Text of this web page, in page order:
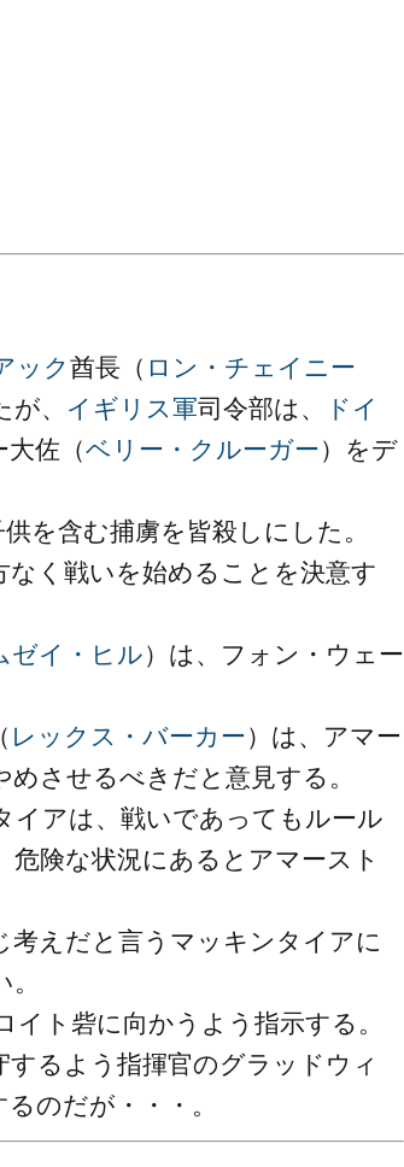
ック酋長（ ロン・チェイニー
、 イギリス軍司令部は、
ドイ
佐（ベリー・クルーガー）をデ
を含む捕虜を皆殺しにした。
なく戦いを始めることを決意す
ゼイ・ヒル）は、フォン・ウェー
レックス・バーカー）は、アマー
させるべきだと意見する。
イアは、戦いであってもルール
危険な状況にあるとアマースト
考えだと言うマッキンタイアに
ト砦に向かうよう指示する。
るよう指揮官のグラッドウィ
のだが・・・。